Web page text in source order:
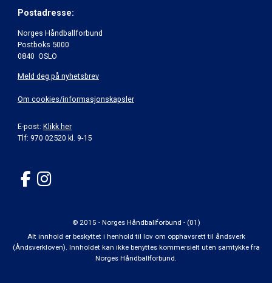
Postadresse:
Norges Håndballforbund
Postboks 5000
0840 OSLO
Meld deg på nyhetsbrev
Om cookies/informasjonskapsler
E-post: Klikk her
Tlf: 970 02520 kl. 9-15
© 2015 - Norges Håndballforbund - (01)
Alt innhold er beskyttet i henhold til lov om opphavsrett til åndsverk
(Åndsverkloven). Innholdet kan ikke benyttes kommersielt uten samtykke fra
Norges Håndballforbund.